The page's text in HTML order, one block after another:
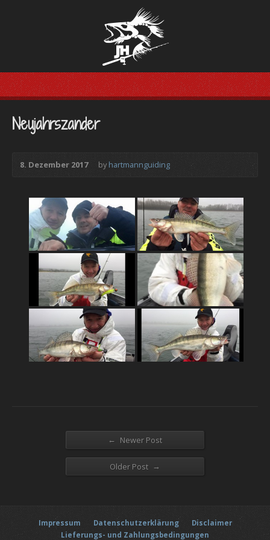
Neujahrszander
8. Dezember 2017 by hartmannguiding
← Newer Post
Older Post →
Impressum Datenschutzerklärung
Disclaimer
Lieferungs- und Zahlungsbedingungen